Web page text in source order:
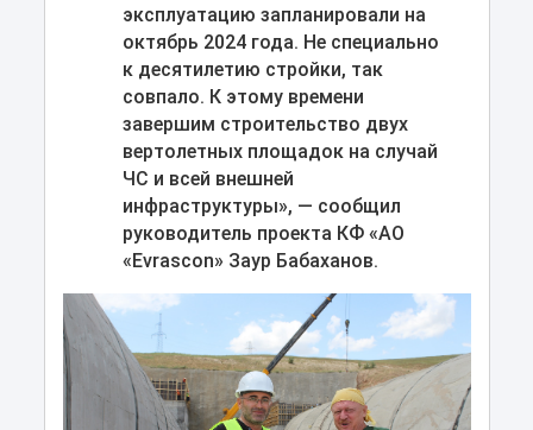
эксплуатацию запланировали на
октябрь 2024 года. Не специально
к десятилетию стройки, так
совпало. К этому времени
завершим строительство двух
вертолетных площадок на случай
ЧС и всей внешней
инфраструктуры», — сообщил
руководитель проекта КФ «АО
«Evrascon» Заур Бабаханов.